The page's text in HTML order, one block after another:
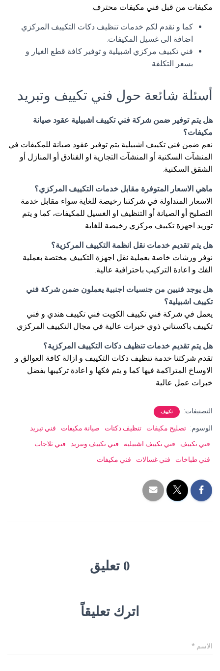
مكيفات من قبل فني مكيفات محترف.
كما و نقدم لكم خدمات تنظيف دكات التكييف المركزي
اضافة الى غسيل المكيفات.
فني تكييف مركزي اشبيلية و توفير كافة قطع الغيار و
بسعر التكلفة.
أسئلة شائعة حول فني تكييف وتبريد
هل يتم توفير ضمن شركة فني تكييف اشبيلية عقود صيانة
مكيفات؟
نعم ضمن فني تكييف اشبيلية يتم توفير عقود صيانة للمكيفات في
المنشآت السكنية أو المنشآت التجارية او الفنادق أو المنازل أو
الشقق السكنية.
ماهي الاسعار المتوفرة مقابل خدمات التكييف المركزي؟
الاسعار المتداولة في شركتنا رخيصة للغاية سواء مقابل خدمة
التصليح أو الصيانة أو التنظيف او الغسيل للمكيفات، كما و يتم
توريد اجهزة تكييف مركزي رخيصة للغاية.
هل يتم تقديم خدمات نقل انظمة التكييف المركزية؟
نوفر ورشات خاصة بعملية نقل اجهزة التكييف مختصة بعملية
الفك و اعادة التركيب باحترافية عالية.
هل يوجد فنيين من جنسيات اجنبية يعملون ضمن شركة فني
تكييف اشبيلية؟
يعمل في شركة فني تكييف الكويت فني تكييف هندي و فني
تكييف باكستاني ذوي خبرات عالية في مجال التكييف المركزي.
هل يتم تقديم خدمات تنظيف دكات التكييف المركزية؟
تقدم شركتنا خدمة تنظيف دكات التكييف و ازالة كافة العوالق و
الاوساخ المتراكمة فيها كما و يتم فكها و اعادة تركيبها بفضل
خبرات عمل عالية.
التصنيفات: تكييف
الوسوم: تصليح مكيفات تنظيف دكتات صيانة مكيفات
فني تبريد
فني تكييف
فني تكييف اشبيلية فني تكييف وتبريد
فني ثلاجات
فني طباخات
فني غسالات فني مكيفات
0 تعليق
اترك تعليقاً
الاسم *